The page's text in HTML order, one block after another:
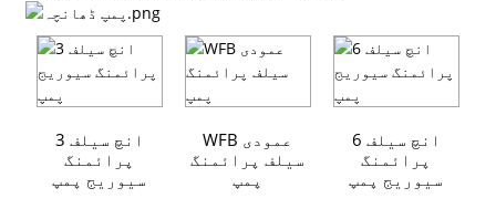
3 انچ سیلف
پرائمنگ
سیوریج پمپ
WFB عمودی
سیلف پرائمنگ
پمپ
6 انچ سیلف
پرائمنگ
سیوریج پمپ